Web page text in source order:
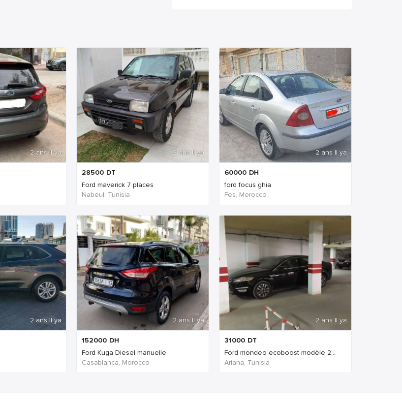
2 ans Il ya 2 ans Il ya
28500 DT
Ford maverick 7 places
Nabeul‎, Tunisia
2 ans Il ya
60000 DH
ford focus ghia
Fes, Morocco
2 ans Il ya 2 ans Il ya
152000 DH
Ford Kuga Diesel manuelle
Casablanca, Morocco
2 ans Il ya
31000 DT
Ford mondeo ecoboost modèle 2...
Ariana, Tunisia